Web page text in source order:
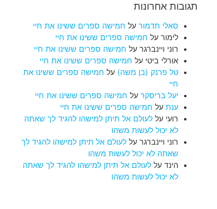
תגובות אחרונות
סאלי תדמור על חמישה ספרים ששינו את חיי
לימור על חמישה ספרים ששינו את חיי
רוני ויינברגר על חמישה ספרים ששינו את חיי
אורלי ביטי על חמישה ספרים ששינו את חיי
טל פרנק (בן משה) על חמישה ספרים ששינו את
חיי
יעל בריסקר על חמישה ספרים ששינו את חיי
ענת על חמישה ספרים ששינו את חיי
רועי על לעולם אל תיתן למישהו להגיד לך שאתה
לא יכול לעשות משהו
רוני ויינברגר על לעולם אל תיתן למישהו להגיד לך
שאתה לא יכול לעשות משהו
הינד על לעולם אל תיתן למישהו להגיד לך שאתה
לא יכול לעשות משהו